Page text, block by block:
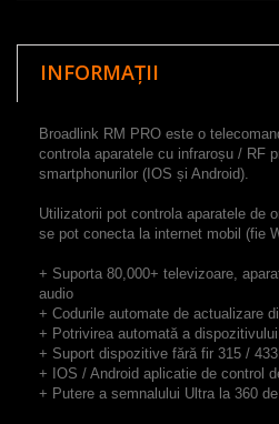
INFORMAȚII
Broadlink RM PRO este o
controla aparatele cu infraroșu / RF
smartphonurilor (IOS și Android).
Utilizatorii pot controla aparatele de
se pot conecta la internet mobil (fie
+ Suporta 80,000+ televizoare,
audio
+ Codurile automate de actualizare
+ Potrivirea automată a
+ Suport dispozitive fără fir 315 /
+ IOS / Android aplicatie de control
+ Putere a semnalului Ultra la 360